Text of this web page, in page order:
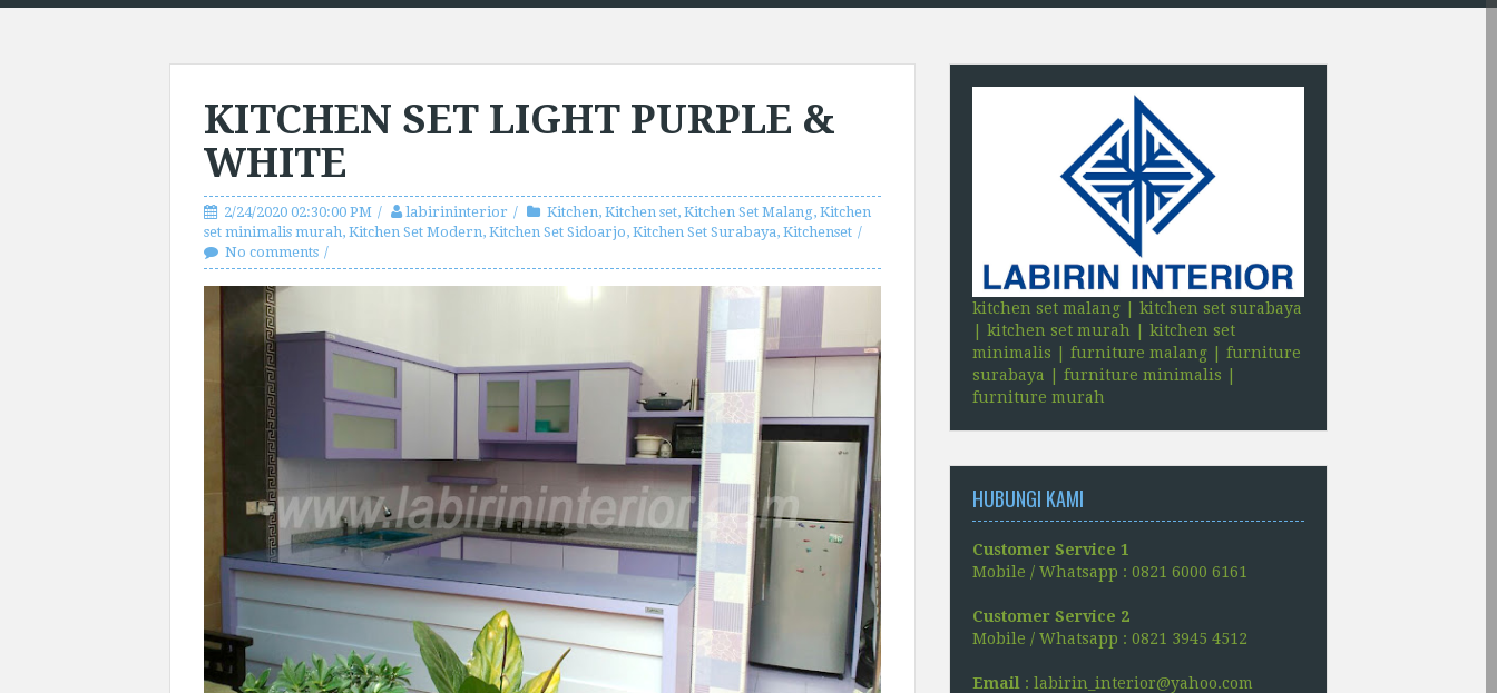
KITCHEN SET LIGHT PURPLE &
WHITE
2/24/2020 02:30:00 PM labirininterior Kitchen, Kitchen set, Kitchen Set Malang, Kitchen
set minimalis murah, Kitchen Set Modern, Kitchen Set Sidoarjo, Kitchen Set Surabaya, Kitchenset
No comments
kitchen set malang | kitchen set surabaya
| kitchen set murah | kitchen set
minimalis | furniture malang | furniture
surabaya | furniture minimalis |
furniture murah
HUBUNGI KAMI
Customer Service 1
Mobile / Whatsapp : 0821 6000 6161
Customer Service 2
Mobile / Whatsapp : 0821 3945 4512
Email : labirin_interior@yahoo.com